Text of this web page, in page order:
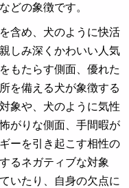
どの象徴です。
含め、犬のように快活
しみ深くかわいい人気
もたらす側面、優れた
を備える犬が象徴する
象や、犬のように気性
がりな側面、手間暇が
ーを引き起こす相性の
るネガティブな対象
いたり、自身の欠点に